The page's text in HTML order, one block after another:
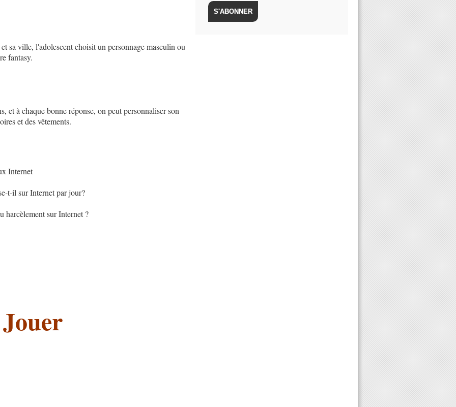
sa ville, l'adolescent choisit un personnage masculin ou
fantasy.
et à chaque bonne réponse, on peut personnaliser son
et des vêtements.
Internet
t-il sur Internet par jour?
harcèlement sur Internet ?
Jouer